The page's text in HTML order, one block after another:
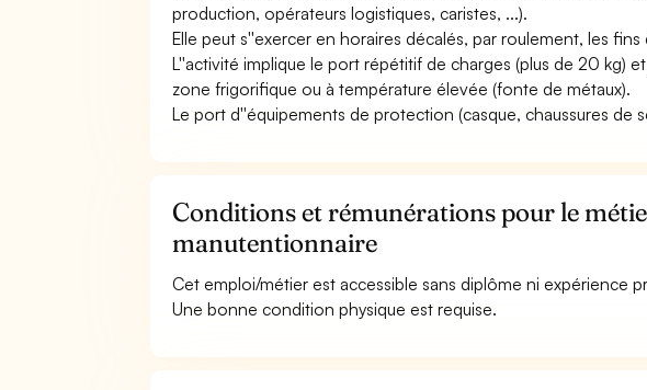
production, opérateurs logistiques, caristes, ...).
Elle peut s''exercer en horaires décalés, par roulement, les
L''activité implique le port répétitif de charges (plus de 20 kg)
zone frigorifique ou à température élevée (fonte de métaux).
Le port d''équipements de protection (casque, chaussures de
Conditions et rémunérations pour le
manutentionnaire
Cet emploi/métier est accessible sans diplôme ni expérience
Une bonne condition physique est requise.